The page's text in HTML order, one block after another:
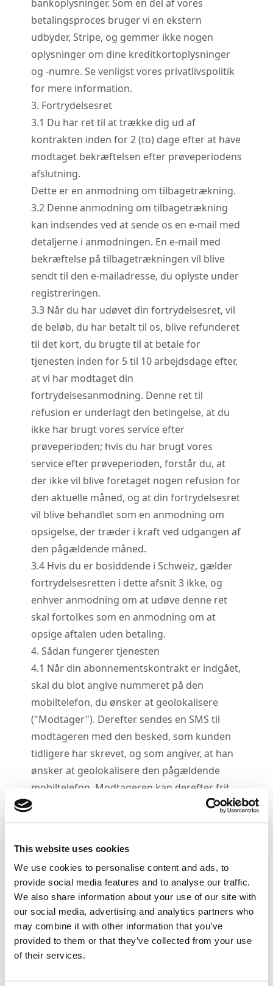
This website uses cookies
We use cookies to personalise content and ads, to
provide social media features and to analyse our traffic.
We also share information about your use of our site with
our social media, advertising and analytics partners who
may combine it with other information that you’ve
provided to them or that they’ve collected from your use
of their services.
bankoplysninger. Som en del af vores
betalingsproces bruger vi en ekstern
udbyder, Stripe, og gemmer ikke nogen
oplysninger om dine kreditkortoplysninger
og -numre. Se venligst vores privatlivspolitik
for mere information.
3. Fortrydelsesret
3.1 Du har ret til at trække dig ud af
kontrakten inden for 2 (to) dage efter at have
modtaget bekræftelsen efter prøveperiodens
afslutning.
Dette er en anmodning om tilbagetrækning.
3.2Denne anmodning om tilbagetrækning
kan indsendes ved at sende os en e-mail med
detaljerne i anmodningen. En e-mail med
bekræftelse på tilbagetrækningen vil blive
sendt til den e-mailadresse, du oplyste under
registreringen.
3.3Når du har udøvet din fortrydelsesret, vil
de beløb, du har betalt til os, blive refunderet
til det kort, du brugte til at betale for
tjenesten inden for 5 til 10 arbejdsdage efter,
at vi har modtaget din
fortrydelsesanmodning. Denne ret til
refusion er underlagt den betingelse, at du
ikke har brugt vores service efter
prøveperioden; hvis du har brugt vores
service efter prøveperioden, forstår du, at
der ikke vil blive foretaget nogen refusion for
den aktuelle måned, og at din fortrydelsesret
vil blive behandlet som en anmodning om
opsigelse, der træder i kraft ved udgangen af
den pågældende måned.
3.4Hvis du er bosiddende i Schweiz, gælder
fortrydelsesretten i dette afsnit 3 ikke, og
enhver anmodning om at udøve denne ret
skal fortolkes som en anmodning om at
opsige aftalen uden betaling.
4. Sådan fungerer tjenesten
4.1 Når din abonnementskontrakt er indgået,
skal du blot angive nummeret på den
mobiltelefon, du ønsker at geolokalisere
("Modtager"). Derefter sendes en SMS til
modtageren med den besked, som kunden
tidligere har skrevet, og som angiver, at han
ønsker at geolokalisere den pågældende
mobiltelefon. Modtageren kan derefter frit
acceptere eller afvise denne anmodning efter
anmodning om geolokalisering, og at en
eventuel afvisning ikke vil medføre noget
ansvar eller ret til refusion fra os over for dig.
4.2Du har ret til at sende et ubegrænset
antal anmodninger til modtagere efter eget
valg, så længe din aftale løber.
4.3 Du må ikke: